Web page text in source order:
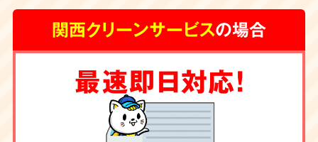
装工事が必要な場合もございます。グループ会
社に工務店を有する弊社では清掃からリフォー
ムまで一手にお引き受けしております。
関西クリーンサービスの場合
最速即日対応！